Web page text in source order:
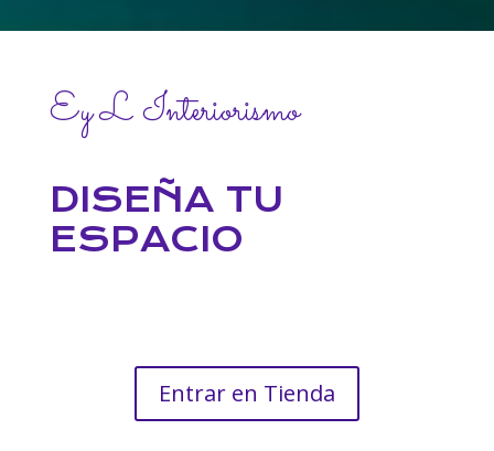
Ey L Interiorismo
DISEÑA TU
ESPACIO
Entrar en Tienda